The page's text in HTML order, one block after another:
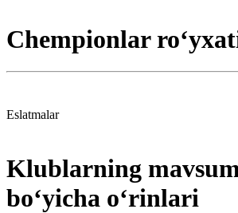
Chempionlar
Eslatmalar
Klublarning
boʻyicha oʻrinlari